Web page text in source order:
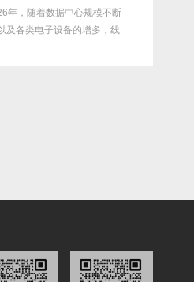
随着数据中心规模不断
类电子设备的增多，线